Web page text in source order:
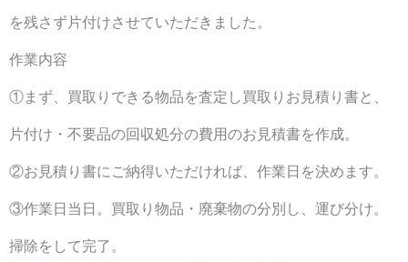
を残さず片付けさせていただきました。
作業内容
①まず、買取りできる物品を査定し買取りお見積り書と、
片付け・不要品の回収処分の費用のお見積書を作成。
②お見積り書にご納得いただければ、作業日を決めます。
③作業日当日。買取り物品・廃棄物の分別し、運び分け。
掃除をして完了。